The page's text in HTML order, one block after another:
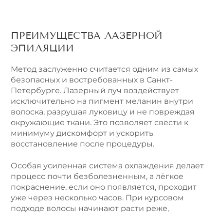
ПРЕИМУЩЕСТВА ЛАЗЕРНОЙ
ЭПИЛЯЦИИ
Метод заслуженно считается одним из самых
безопасных и востребованных в Санкт-
Петербурге. Лазерный луч воздействует
исключительно на пигмент меланин внутри
волоска, разрушая луковицу и не повреждая
окружающие ткани. Это позволяет свести к
минимуму дискомфорт и ускорить
восстановление после процедуры.
Особая усиленная система охлаждения делает
процесс почти безболезненным, а лёгкое
покраснение, если оно появляется, проходит
уже через несколько часов. При курсовом
подходе волосы начинают расти реже,